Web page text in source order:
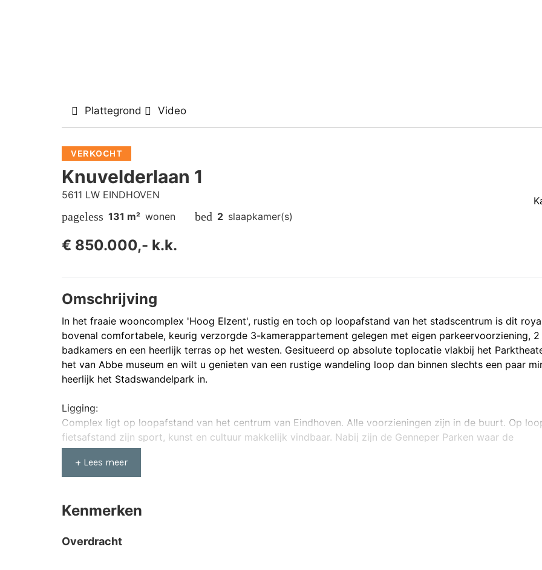
Plattegrond Video
VERKOCHT
Knuvelderlaan 1
5611 LW EINDHOVEN
pageless 131 m² wonen bed 2 slaapkamer(s)
€ 850.000,- k.k.
Omschrijving
In het fraaie wooncomplex 'Hoog Elzent', rustig en toch op loopafstand van het stadscentrum is dit
bovenal comfortabele, keurig verzorgde 3-kamerappartement gelegen met eigen parkeervoorziening, 2
badkamers en een heerlijk terras op het westen. Gesitueerd op absolute toplocatie vlakbij het
het van Abbe museum en wilt u genieten van een rustige wandeling loop dan binnen slechts een paar
heerlijk het Stadswandelpark in.
Ligging:
Complex ligt op loopafstand van het centrum van Eindhoven. Alle voorzieningen zijn in de buurt. Op
fietsafstand zijn sport, kunst en cultuur makkelijk vindbaar. Nabij zijn de Genneper Parken waar de
sportvelden en het zwembad liggen. Uitgebreid winkelen of rustig genieten van een goede kop koffie kan
prima in het gebied ‘De Bergen’. Dit deel van het centrum kenmerkt zich door de diverse cafés,
artistieke kunst- en antiekwinkeltjes. Oftewel: Alles om de hoek!
Indeling:
+ Lees meer
Kenmerken
Overdracht